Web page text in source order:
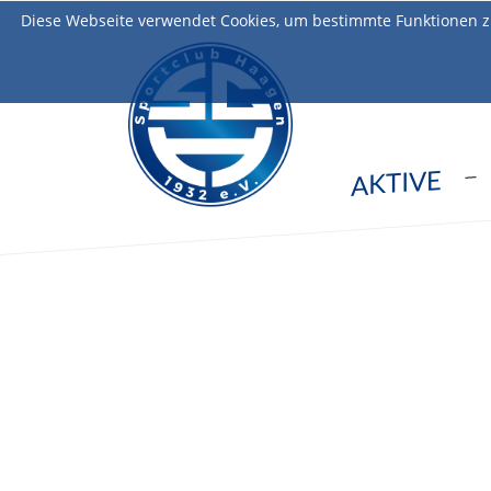
AKTIVE
Diese Webseite verwendet Cookies, um bestimmte